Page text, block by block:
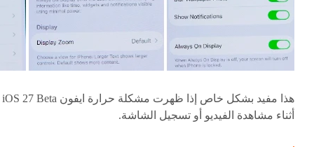
هذا مفيد بشكل خاص إذا ظهرت مشكلة حرارة ايفون iOS 27 Beta
أثناء مشاهدة الفيديو أو تسجيل الشاشة.